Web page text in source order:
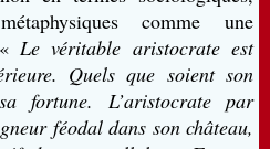
comme une
«Le véritable aristocrate est
Quels que soient son
fortune. L’aristocrate par
féodal dans son château,